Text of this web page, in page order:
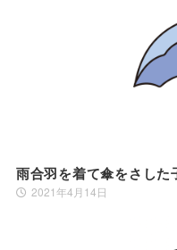
雨合羽を着て傘をさした
2021年4月14日